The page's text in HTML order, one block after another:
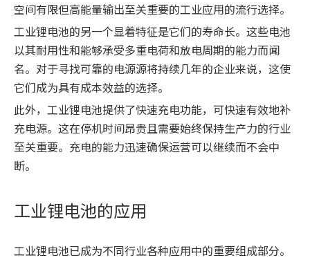
空间有限但高能量输出至关重要的工业应用的流行选择。
工业锂电池的另一个显着特征是它们的寿命长。这些电池
以其耐用性和能够承受多重电荷和放电周期的能力而闻
名。对于寻找可靠的电源源将持续几年的企业来说，这使
它们成为具有成本效益的选择。
此外，工业锂电池提供了快速充电功能，可快速有效地补
充电源。这在停机时间昂贵且需要始终保持生产力的行业
至关重要。充电的能力迅速确保运营可以继续而不会中
断。
工业锂电池的应用
工业锂电池已成为不同行业各种应用中的重要组成部分。